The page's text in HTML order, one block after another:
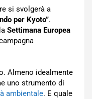
si svolgerà a
per Kyoto”.
Settimana Europea
Almeno idealmente
uno strumento di
ambientale. E quale